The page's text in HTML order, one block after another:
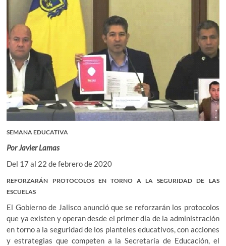
SEMANA EDUCATIVA
Por Javier Lamas
Del 17 al 22 de febrero de 2020
REFORZARÁN PROTOCOLOS EN TORNO A LA SEGURIDAD DE LAS
ESCUELAS
El Gobierno de Jalisco anunció que se reforzarán los protocolos
que ya existen y operan desde el primer día de la administración
en torno a la seguridad de los planteles educativos, con acciones
y estrategias que competen a la Secretaría de Educación, el